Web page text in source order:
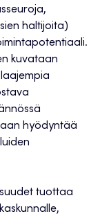
haltijoita)
kuvataan
hyödyntää
tuottaa